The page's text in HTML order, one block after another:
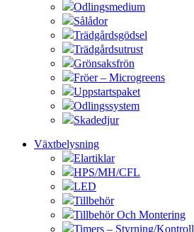
Odlingsmedium
Sålådor
Trädgårdsgödsel
Trädgårdsutrust
Grönsaksfrön
Fröer – Microgreens
Uppstartspaket
Odlingssystem
Skadedjur
Växtbelysning
Elartiklar
HPS/MH/CFL
LED
Tillbehör
Tillbehör Och Montering
Timers – Styrning/Kontroll